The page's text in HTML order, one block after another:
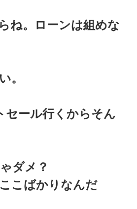
ね。ローンは組めな
。
セール行くからそん
ダメ？
こばかりなんだ